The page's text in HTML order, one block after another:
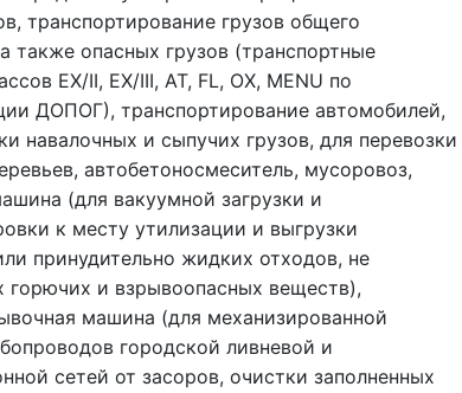
транспортирование грузов общего
также опасных грузов (транспортные
EX/II, EX/III, AT, FL, OX, MENU по
ДОПОГ), транспортирование автомобилей,
навалочных и сыпучих грузов, для перевозки
автобетоносмеситель, мусоровоз,
(для вакуумной загрузки и
к месту утилизации и выгрузки
принудительно жидких отходов, не
и взрывоопасных веществ),
машина (для механизированной
городской ливневой и
сетей от засоров, очистки заполненных